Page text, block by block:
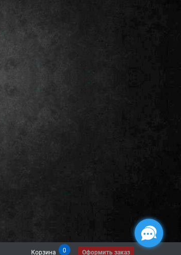
Корзина 0 Оформить заказ